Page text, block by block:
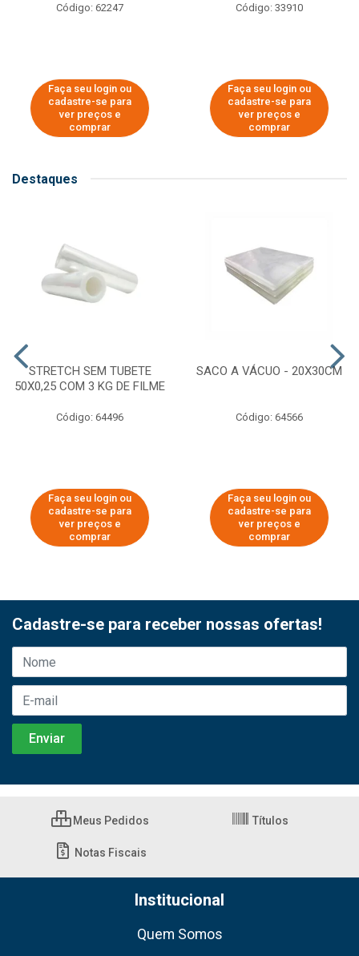
Código: 62247
Faça seu login ou
cadastre-se para
ver preços e
comprar
Código: 33910
Faça seu login ou
cadastre-se para
ver preços e
comprar
Destaques
STRETCH SEM TUBETE
50X0,25 COM 3 KG DE FILME
Código: 64496
Faça seu login ou
cadastre-se para
ver preços e
comprar
SACO A VÁCUO - 20X30CM
Código: 64566
Faça seu login ou
cadastre-se para
ver preços e
comprar
Cadastre-se para receber nossas ofertas!
Meus Pedidos Títulos
Notas Fiscais
Institucional
Quem Somos